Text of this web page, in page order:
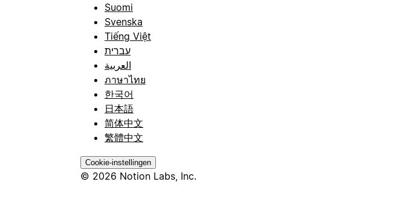
Suomi
Svenska
Tiếng Việt
עברית
العربية
ภาษาไทย
한국어
日本語
简体中文
繁體中文
Cookie-instellingen
© 2026 Notion Labs, Inc.